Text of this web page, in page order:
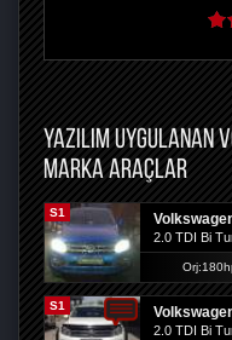
YAZILIM UYGULANAN
MARKA ARAÇLAR
S1
2.0 TDI Bi
S1
2.0 TDI Bi